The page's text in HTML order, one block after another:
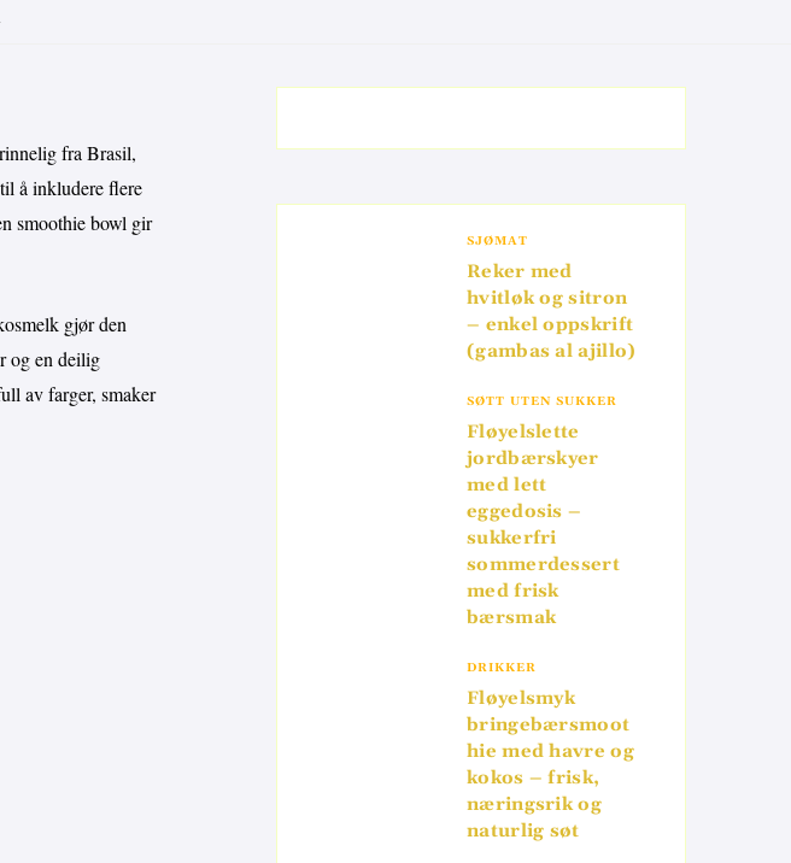
frokost
fra Brasil,
å inkludere flere
smoothie bowl gir
gjør den
og en deilig
av farger, smaker
SJØMAT
Reker med
hvitløk og sitron
– enkel oppskrift
(gambas al ajillo)
SØTT UTEN SUKKER
Fløyelslette
jordbærskyer
med lett
eggedosis –
sukkerfri
sommerdessert
med frisk
bærsmak
DRIKKER
Fløyelsmyk
bringebærsmoot
hie med havre og
kokos – frisk,
næringsrik og
naturlig søt